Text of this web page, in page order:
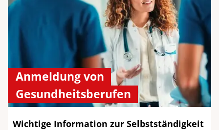
Anmeldung von
Gesundheitsberufen
Wichtige Information zur Selbstständigkeit